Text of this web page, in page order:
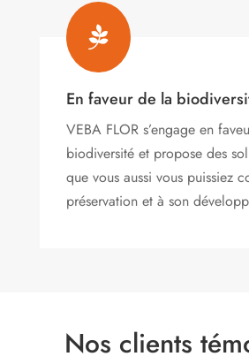

En faveur de la
VEBA FLOR s’engage en
biodiversité et propose des
que vous aussi vous puissiez
préservation et à son
Nos clients